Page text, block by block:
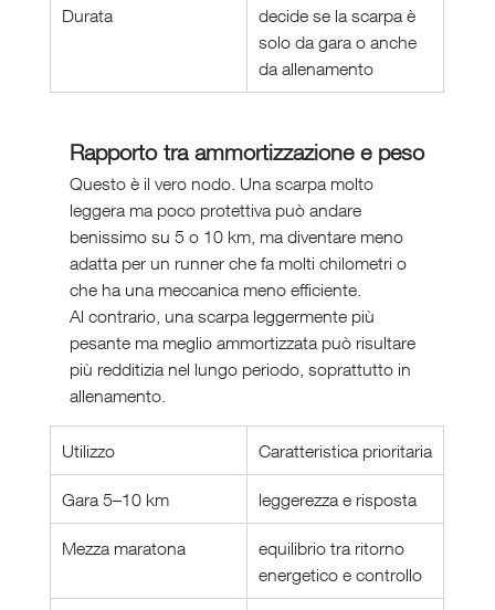
Durata
decide se la scarpa è
solo da gara o anche
da allenamento
Rapporto tra ammortizzazione e peso
Questo è il vero nodo. Una scarpa molto
leggera ma poco protettiva può andare
benissimo su 5 o 10 km, ma diventare meno
adatta per un runner che fa molti chilometri o
che ha una meccanica meno efficiente.
Al contrario, una scarpa leggermente più
pesante ma meglio ammortizzata può risultare
più redditizia nel lungo periodo, soprattutto in
allenamento.
Utilizzo Caratteristica prioritaria
Gara 5–10 km leggerezza e risposta
Mezza maratona
equilibrio tra ritorno
energetico e controllo